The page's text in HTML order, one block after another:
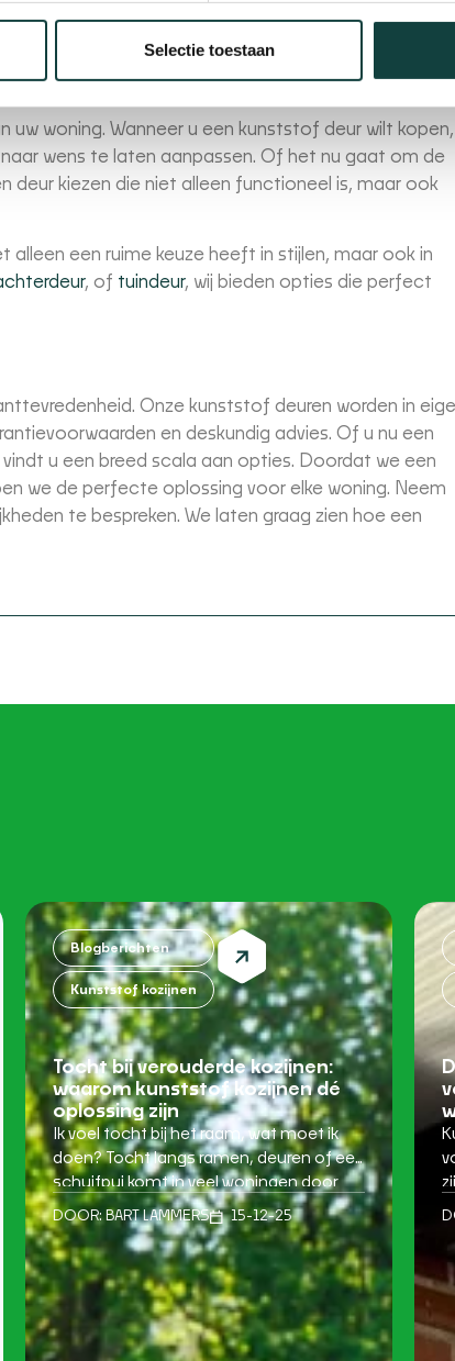
Selectie toestaan
kunt u genieten van een stille, comfortabele
uw woning. Wanneer u een kunststof deur wilt kopen,
wens te laten aanpassen. Of het nu gaat om de
deur kiezen die niet alleen functioneel is, maar ook
een ruime keuze heeft in stijlen, maar ook in
, of tuindeur, wij bieden opties die perfect
Onze kunststof deuren worden in
en deskundig advies. Of u nu een
u een breed scala aan opties. Doordat we een
we de perfecte oplossing voor elke woning. Neem
te bespreken. We laten graag zien hoe een
Blogberichten
Kunststof kozijnen
Tocht bij verouderde kozijnen:
waarom kunststof kozijnen dé
oplossing zijn
Ik voel tocht bij het raam, wat moet ik
doen? Tocht langs ramen, deuren of een
schuifpui komt in veel woningen door
één hoofdreden: verouderde kozijnen die
niet meer goed afsluiten. Dat merk je
vaak het sterkst in de koudere maanden.
Je voelt een koude stroming langs de
randen, de temperatuur in huis
schommelt sneller […]
DOOR:BART LAMMERS 15-12-25